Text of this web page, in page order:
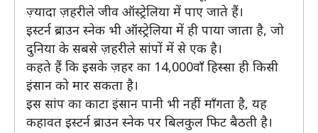
ज़्यादा ज़हरीले जीव ऑस्ट्रेलिया में पाए जाते हैं।
इस्टर्न ब्राउन स्नेक भी ऑस्ट्रेलिया में ही पाया जाता है, जो
दुनिया के सबसे ज़हरीले सांपों में से एक है।
कहते हैं कि इसके ज़हर का 14,000वाँ हिस्सा ही किसी
इंसान को मार सकता है।
इस सांप का काटा इंसान पानी भी नहीं माँगता है, यह
कहावत इस्टर्न ब्राउन स्नेक पर बिलकुल फिट बैठती है।